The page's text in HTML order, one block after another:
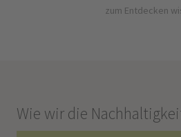
zum Entdecken
Wie wir die